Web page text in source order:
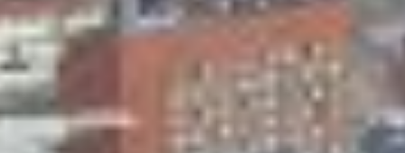
Skeittihalli
Varhaiskasvatus
Ateria- ja välipalamaksut